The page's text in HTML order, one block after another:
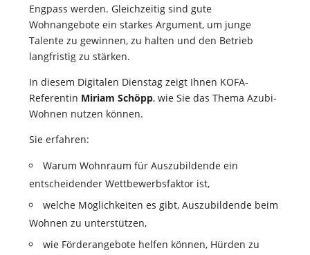
Engpass werden. Gleichzeitig sind gute
Wohnangebote ein starkes Argument, um junge
Talente zu gewinnen, zu halten und den Betrieb
langfristig zu stärken.
In diesem Digitalen Dienstag zeigt Ihnen KOFA-
Referentin Miriam Schöpp, wie Sie das Thema Azubi-
Wohnen nutzen können.
Sie erfahren:
Warum Wohnraum für Auszubildende ein
entscheidender Wettbewerbsfaktor ist,
welche Möglichkeiten es gibt, Auszubildende beim
Wohnen zu unterstützen,
wie Förderangebote helfen können, Hürden zu